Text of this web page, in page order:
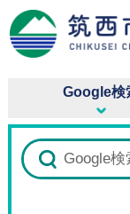
Google検